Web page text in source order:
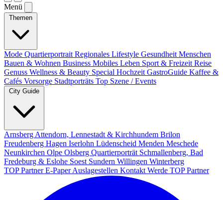
Menü
Themen
Mode Quartierportrait Regionales Lifestyle Gesundheit Menschen
Bauen & Wohnen Business Mobiles Leben Sport & Freizeit Reise
Genuss Wellness & Beauty Special Hochzeit GastroGuide Kaffee &
Cafés Vorsorge Stadtporträts Top Szene / Events
City Guide
Arnsberg Attendorn, Lennestadt & Kirchhundem Brilon
Freudenberg Hagen Iserlohn Lüdenscheid Menden Meschede
Neunkirchen Olpe Olsberg Quartierporträt Schmallenberg, Bad
Fredeburg & Eslohe Soest Sundern Willingen Winterberg
TOP PartnerE-PaperAuslagestellen Kontakt Werde TOP Partner